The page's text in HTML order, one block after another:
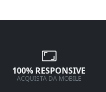
100% RESPONSIVE
ACQUISTA DA MOBILE